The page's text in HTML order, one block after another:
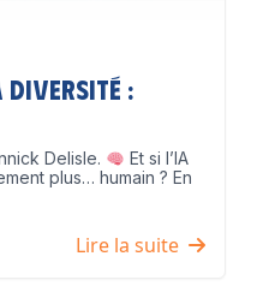
diversité :
Delisle.
Et si l’IA
plus… humain ? En
Lire la suite